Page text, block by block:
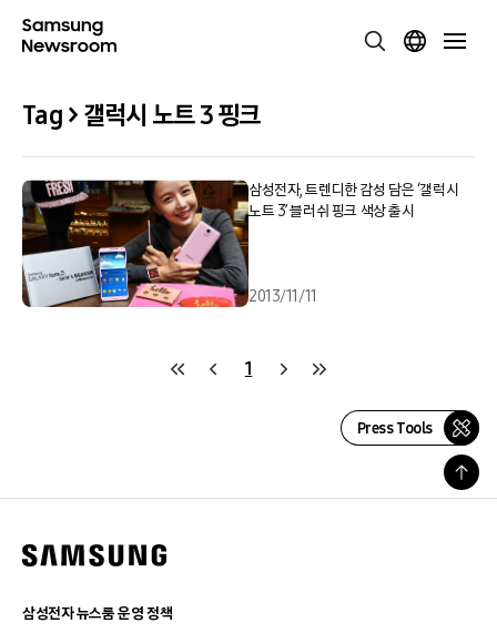
Tag > 갤럭시 노트 3 핑크
삼성전자, 트렌디한 감성 담은 ‘갤럭시
노트 3’ 블러쉬 핑크 색상 출시
2013/11/11
1
Press Tools
삼성전자 뉴스룸 운영 정책